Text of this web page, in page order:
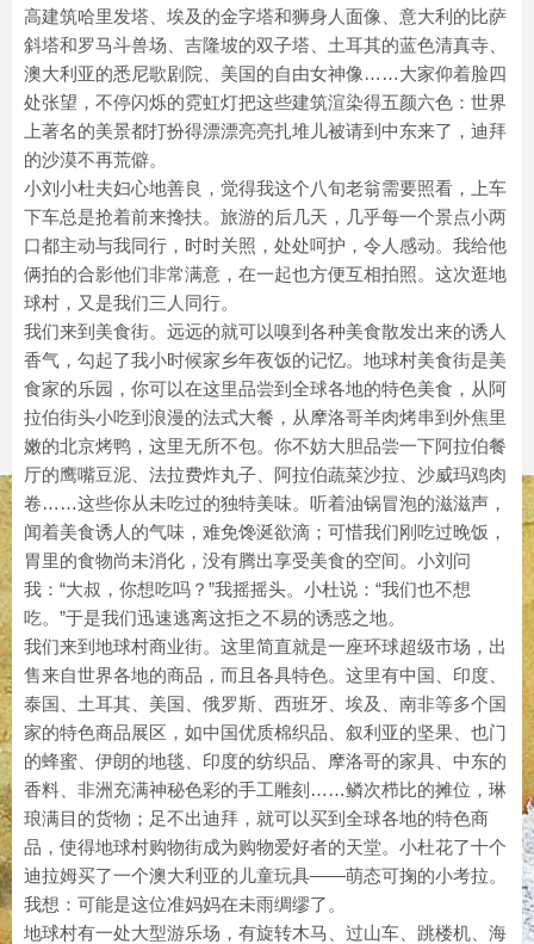
高建筑哈里发塔、埃及的金字塔和狮身人面像、意大利的比萨
斜塔和罗马斗兽场、吉隆坡的双子塔、土耳其的蓝色清真寺、
澳大利亚的悉尼歌剧院、美国的自由女神像……大家仰着脸四
处张望，不停闪烁的霓虹灯把这些建筑渲染得五颜六色：世界
上著名的美景都打扮得漂漂亮亮扎堆儿被请到中东来了，迪拜
的沙漠不再荒僻。
小刘小杜夫妇心地善良，觉得我这个八旬老翁需要照看，上车
下车总是抢着前来搀扶。旅游的后几天，几乎每一个景点小两
口都主动与我同行，时时关照，处处呵护，令人感动。我给他
俩拍的合影他们非常满意，在一起也方便互相拍照。这次逛地
球村，又是我们三人同行。
我们来到美食街。远远的就可以嗅到各种美食散发出来的诱人
香气，勾起了我小时候家乡年夜饭的记忆。地球村美食街是美
食家的乐园，你可以在这里品尝到全球各地的特色美食，从阿
拉伯街头小吃到浪漫的法式大餐，从摩洛哥羊肉烤串到外焦里
嫩的北京烤鸭，这里无所不包。你不妨大胆品尝一下阿拉伯餐
厅的鹰嘴豆泥、法拉费炸丸子、阿拉伯蔬菜沙拉、沙威玛鸡肉
卷……这些你从未吃过的独特美味。听着油锅冒泡的滋滋声，
闻着美食诱人的气味，难免馋涎欲滴；可惜我们刚吃过晚饭，
胃里的食物尚未消化，没有腾出享受美食的空间。小刘问
我：“大叔，你想吃吗？”我摇摇头。小杜说：“我们也不想
吃。”于是我们迅速逃离这拒之不易的诱惑之地。
我们来到地球村商业街。这里简直就是一座环球超级市场，出
售来自世界各地的商品，而且各具特色。这里有中国、印度、
泰国、土耳其、美国、俄罗斯、西班牙、埃及、南非等多个国
家的特色商品展区，如中国优质棉织品、叙利亚的坚果、也门
的蜂蜜、伊朗的地毯、印度的纺织品、摩洛哥的家具、中东的
香料、非洲充满神秘色彩的手工雕刻……鳞次栉比的摊位，琳
琅满目的货物；足不出迪拜，就可以买到全球各地的特色商
品，使得地球村购物街成为购物爱好者的天堂。小杜花了十个
迪拉姆买了一个澳大利亚的儿童玩具——萌态可掬的小考拉。
我想：可能是这位准妈妈在未雨绸缪了。
地球村有一处大型游乐场，有旋转木马、过山车、跳楼机、海